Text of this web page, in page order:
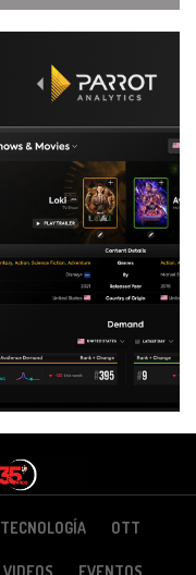
TECNOLOGÍA OTT
VIDEOS EVENTOS